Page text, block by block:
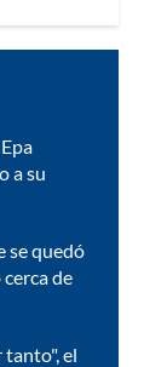
a su
se quedó
de
el